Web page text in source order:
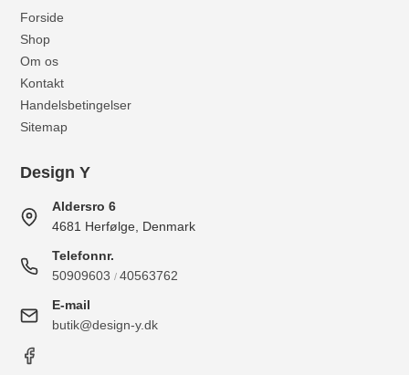
Forside
Shop
Om os
Kontakt
Handelsbetingelser
Sitemap
Design Y
Aldersro 6
4681 Herfølge, Denmark
Telefonnr.
50909603 /40563762
E-mail
butik@design-y.dk